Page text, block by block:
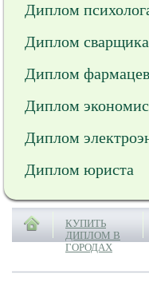
Диплом
Диплом сварщика
Диплом
Диплом
Диплом
Диплом юриста
КУПИТЬ
ДИПЛОМ В
ГОРОДАХ